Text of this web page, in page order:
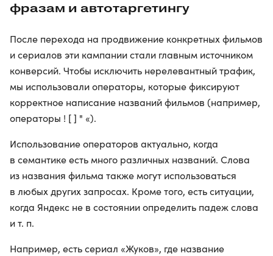
фразам и автотаргетингу
После перехода на продвижение конкретных фильмов
и сериалов эти кампании стали главным источником
конверсий. Чтобы исключить нерелевантный трафик,
мы использовали операторы, которые фиксируют
корректное написание названий фильмов (например,
операторы ! [ ] " «).
Использование операторов актуально, когда
в семантике есть много различных названий. Слова
из названия фильма также могут использоваться
в любых других запросах. Кроме того, есть ситуации,
когда Яндекс не в состоянии определить падеж слова
и т. п.
Например, есть сериал «Жуков», где название